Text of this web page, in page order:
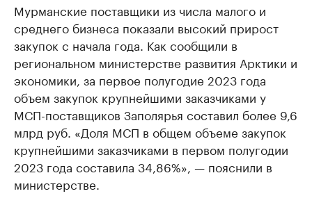
Мурманские поставщики из числа малого и
среднего бизнеса показали высокий прирост
закупок с начала года. Как сообщили в
региональном министерстве развития Арктики и
экономики, за первое полугодие 2023 года
объем закупок крупнейшими заказчиками у
МСП-поставщиков Заполярья составил более 9,6
млрд руб. «Доля МСП в общем объеме закупок
крупнейшими заказчиками в первом полугодии
2023 года составила 34,86%», — пояснили в
министерстве.